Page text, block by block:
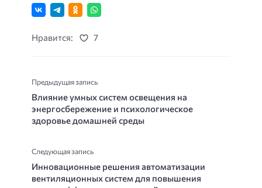
Нравится: 7
Предыдущая запись
Влияние умных систем освещения на
энергосбережение и психологическое
здоровье домашней среды
Следующая запись
Инновационные решения автоматизации
вентиляционных систем для повышения